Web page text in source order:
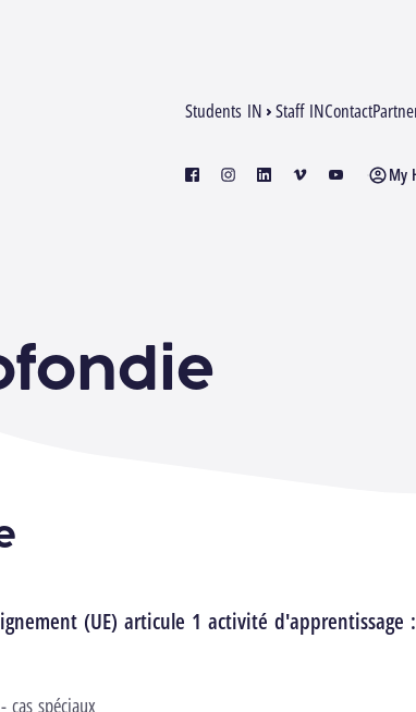
Students IN Staff INContact
My
facebookinstagramlinkedinvimeo youtube
(UE) articule 1 activité d'apprentissage :
cas spéciaux